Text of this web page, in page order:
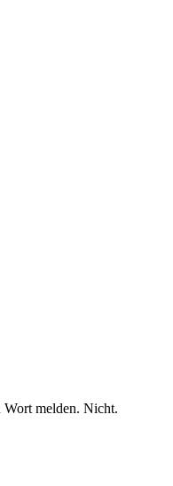
Wort melden. Nicht.